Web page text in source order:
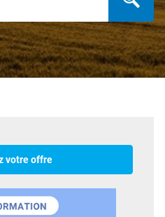
votre offre